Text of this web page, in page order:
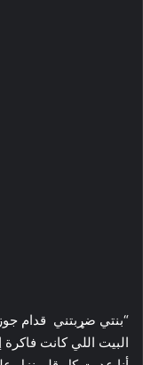
“بنتي ضړبتني قدام
البيت اللي كانت فاكرة